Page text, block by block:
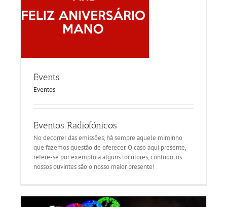
Events
Eventos
Eventos Radiofónicos
No decorrer das emissões, há sempre aquele miminho
que fazemos questão de oferecer. O caso aqui presente,
refere-se por exemplo a alguns locutores, contudo, os
nossos ouvintes são o nosso maior presente!